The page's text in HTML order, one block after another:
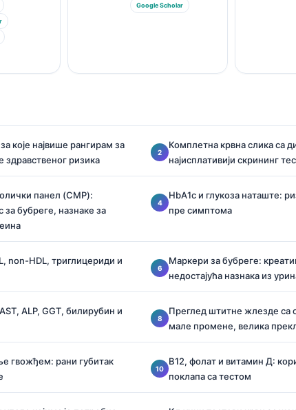
Google Scholar
које највише рангирам за
ризика
Комплетна крвна слика са
најисплативији скрининг
панел (CMP):
за бубреге, назнаке за
HbA1c и глукоза наташте:
пре симптома
non-HDL, триглицериди и
Маркери за бубреге:
недостајућа назнака из
ALP, GGT, билирубин и
Преглед штитне жлезде са
мале промене, велика
гвожђем: рани губитак
B12, фолат и витамин Д:
поклапа са тестом